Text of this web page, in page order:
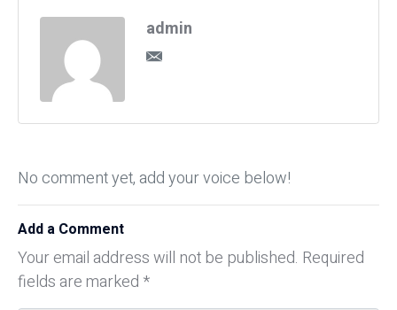
admin
No comment yet, add your voice below!
Add a Comment
Your email address will not be published. Required
fields are marked *